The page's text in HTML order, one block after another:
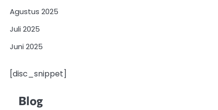
Agustus 2025
Juli 2025
Juni 2025
[disc_snippet]
Blog